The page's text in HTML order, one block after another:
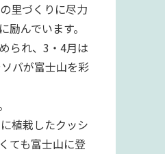
里づくりに尽力
んでいます。
られ、3・4月は
バが富士山を彩
植栽したクッシ
ても富士山に登